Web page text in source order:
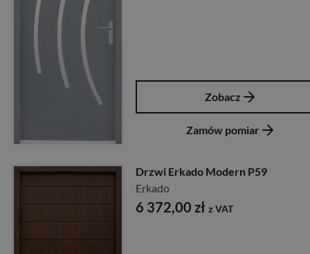
Zobacz
Zamów pomiar
Drzwi Erkado Modern P59
Erkado
6 372,00 zł z VAT